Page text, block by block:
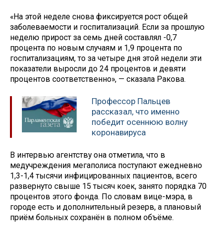
«На этой неделе снова фиксируется рост общей
заболеваемости и госпитализаций. Если за прошлую
неделю прирост за семь дней составлял -0,7
процента по новым случаям и 1,9 процента по
госпитализациям, то за четыре дня этой недели эти
показатели выросли до 24 процентов и девяти
процентов соответственно», — сказала Ракова.
Профессор Пальцев
рассказал, что именно
победит осеннюю волну
коронавируса
В интервью агентству она отметила, что в
медучреждения мегаполиса поступают ежедневно
1,3-1,4 тысячи инфицированных пациентов, всего
развернуто свыше 15 тысяч коек, занято порядка 70
процентов этого фонда. По словам вице-мэра, в
городе есть и дополнительный резерв, а плановый
приём больных сохранён в полном объёме.